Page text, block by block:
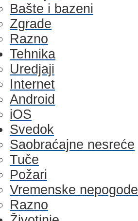
Bašte i bazeni
Zgrade
Razno
Tehnika
Uredjaji
Internet
Android
iOS
Svedok
Saobraćajne nesreće
Tuče
Požari
Vremenske nepogode
Razno